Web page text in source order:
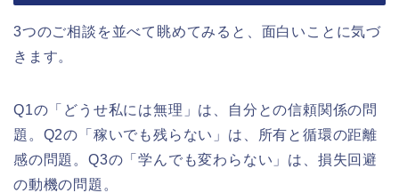
3つのご相談を並べて眺めてみると、面白いことに気づ
きます。
Q1の「どうせ私には無理」は、自分との信頼関係の問
題。Q2の「稼いでも残らない」は、所有と循環の距離
感の問題。Q3の「学んでも変わらない」は、損失回避
の動機の問題。